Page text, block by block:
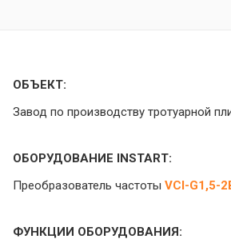
ОБЪЕКТ:
Завод по производству тротуарной
ОБОРУДОВАНИЕ INSTART:
Преобразователь частоты VCI-G1,5-
ФУНКЦИИ ОБОРУДОВАНИЯ: